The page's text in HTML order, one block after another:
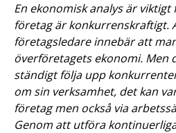
En ekonomisk analys är
företag är konkurrenskraftigt.
företagsledare innebär att
överföretagets ekonomi. Men
ständigt följa upp
om sin verksamhet, det kan
företag men också via
Genom att utföra